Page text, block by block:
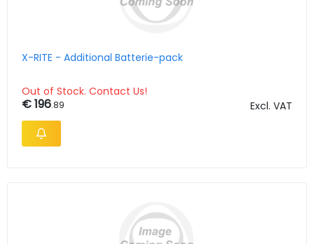
X-RITE - Additional Batterie-pack
Out of Stock. Contact Us!
€ 196.89 Excl. VAT